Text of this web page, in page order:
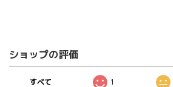
ショップの評価
すべて 1